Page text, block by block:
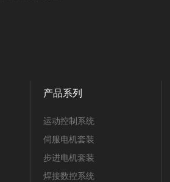
产品系列
运动控制系统
伺服电机套装
步进电机套装
焊接数控系统